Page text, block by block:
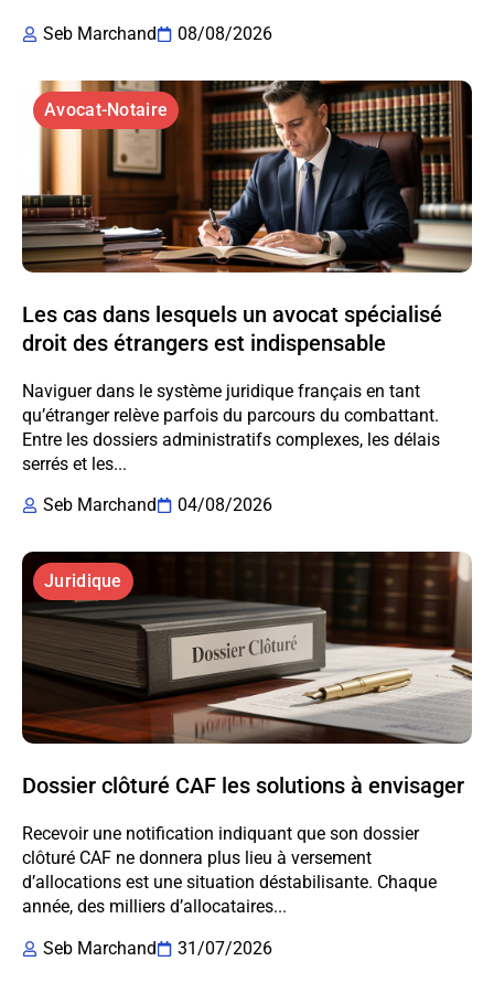
Seb Marchand
08/08/2026
Avocat-Notaire
Les cas dans lesquels un avocat spécialisé
droit des étrangers est indispensable
Naviguer dans le système juridique français en tant
qu’étranger relève parfois du parcours du combattant.
Entre les dossiers administratifs complexes, les délais
serrés et les...
Seb Marchand
04/08/2026
Juridique
Dossier clôturé CAF les solutions à envisager
Recevoir une notification indiquant que son dossier
clôturé CAF ne donnera plus lieu à versement
d’allocations est une situation déstabilisante. Chaque
année, des milliers d’allocataires...
Seb Marchand
31/07/2026